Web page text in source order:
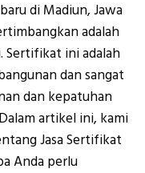
di Madiun, Jawa
adalah
Sertifikat ini adalah
dan sangat
dan kepatuhan
artikel ini, kami
Jasa Sertifikat
Anda perlu